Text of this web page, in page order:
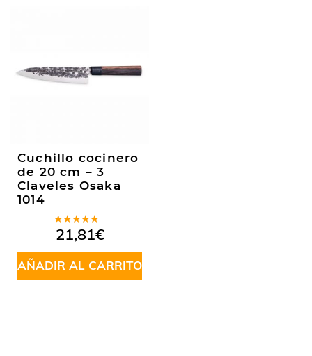
Cuchillo cocinero
de 20 cm – 3
Claveles Osaka
1014
Valorado
en4.25
de 5
21,81€
AÑADIR AL CARRITO